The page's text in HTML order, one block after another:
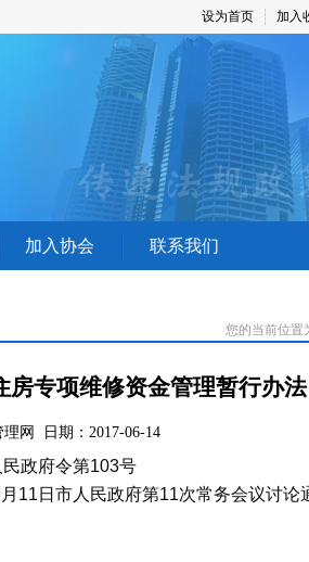
加入
设为首页
加入协会 联系我们
您的当前位置
房专项维修资金管理暂行办法
网 日期：2017-06-14
民政府令第103号
11日市人民政府第11次常务会议讨